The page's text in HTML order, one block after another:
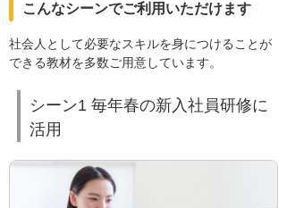
こんなシーンでご利用いただけます
社会人として必要なスキルを身につけることが
できる教材を多数ご用意しています。
シーン1 毎年春の新入社員研修に
活用